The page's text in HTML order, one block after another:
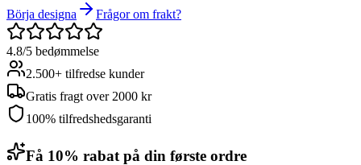
Börja designa Frågor om frakt?
4.8/5 bedømmelse
2.500+ tilfredse kunder
Gratis fragt over 2000 kr
100% tilfredshedsgaranti
Få 10% rabat på din første ordre